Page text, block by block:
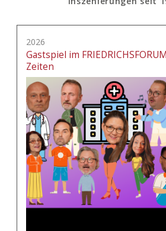
2026
Gastspiel im
Zeiten